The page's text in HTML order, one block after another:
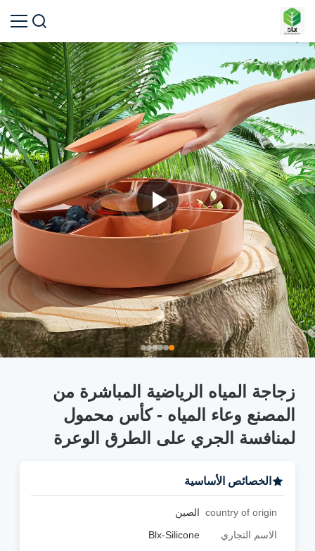
زجاجة المياه الرياضية المباشرة من
المصنع وعاء المياه - كأس محمول
لمنافسة الجري على الطرق الوعرة
الخصائص الأساسية
country of origin الصين
الاسم التجاري
Blx-Silicone